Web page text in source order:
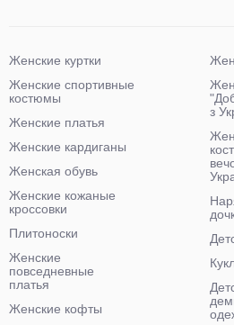
Женские куртки
Женские спортивные
костюмы
Женские платья
Женские кардиганы
Женская обувь
Женские кожаные
кроссовки
Плитоноски
Женские
повседневные
платья
Женские кофты
з